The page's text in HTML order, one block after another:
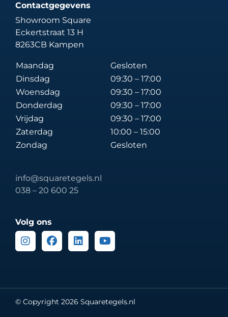
Contactgegevens
Showroom Square
Eckertstraat 13 H
8263CB Kampen
Maandag
Gesloten
Dinsdag
09:30 – 17:00
Woensdag
09:30 – 17:00
Donderdag
09:30 – 17:00
Vrijdag
09:30 – 17:00
Zaterdag
10:00 – 15:00
Zondag
Gesloten
info@squaretegels.nl
038 – 20 600 25
Volg ons
InstagramFacebook
LinkedinYoutube
© Copyright 2026 Squaretegels.nl